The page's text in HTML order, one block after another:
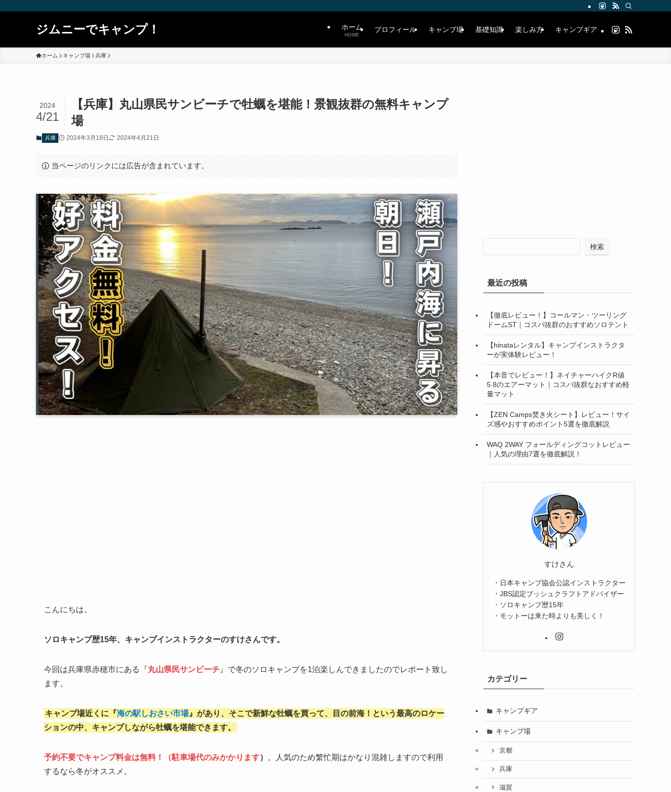
ジムニーでキャンプ！ ホーム
HOME
プロフィール キャンプ場 基礎知識 楽しみ方 キャンプギア
ホーム キャンプ場 兵庫
【兵庫】丸山県民サンビーチで牡蠣を堪能！景観抜群の無料キャンプ
場
2024
4/21
兵庫 2024年3月18日 2024年4月21日
当ページのリンクには広告が含まれています。
こんにちは。
ソロキャンプ歴15年、キャンプインストラクターのすけさんです。
今回は兵庫県赤穂市にある『丸山県民サンビーチ』で冬のソロキャンプを1泊楽しんできましたのでレポート致し
ます。
キャンプ場近くに『海の駅しおさい市場』があり、そこで新鮮な牡蠣を買って、目の前海！という最高のロケー
ションの中、キャンプしながら牡蠣を堪能できます。
予約不要でキャンプ料金は無料！（駐車場代のみかかります） 。人気のため繁忙期はかなり混雑しますので利用
するなら冬がオススメ。
検索
最近の投稿
【徹底レビュー！】コールマン・ツーリング
ドームST｜コスパ抜群のおすすめソロテント
【hinataレンタル】キャンプインストラクタ
ーが実体験レビュー！
【本音でレビュー！】ネイチャーハイクR値
5.8のエアーマット｜コスパ抜群なおすすめ軽
量マット
【ZEN Camps焚き火シート】レビュー！サイ
ズ感やおすすめポイント5選を徹底解説
WAQ 2WAY フォールディングコットレビュー
｜人気の理由7選を徹底解説！
すけさん
・日本キャンプ協会公認インストラクター
・JBS認定ブッシュクラフトアドバイザー
・ソロキャンプ歴15年
・モットーは来た時よりも美しく！
カテゴリー
キャンプギア
キャンプ場
京都
兵庫
滋賀